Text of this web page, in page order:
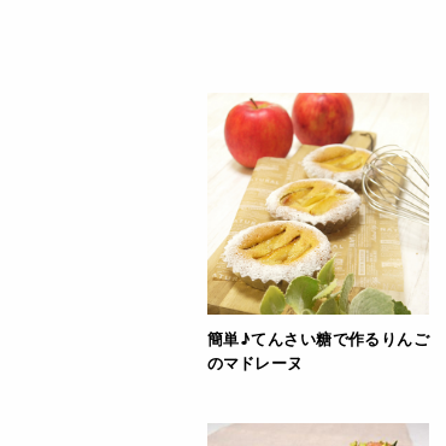
簡単♪てんさい糖で作るりんご
のマドレーヌ